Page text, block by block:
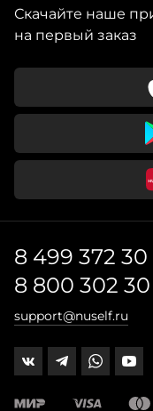
Скачайте наше
на первый заказ
8 499 372 30
8 800 302
support@nuself.ru